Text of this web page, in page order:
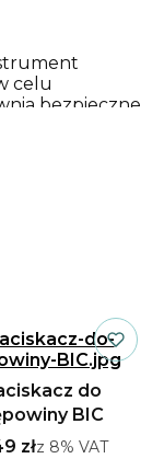
celu
bezpieczne
na
do
BIC
złz 8% VAT